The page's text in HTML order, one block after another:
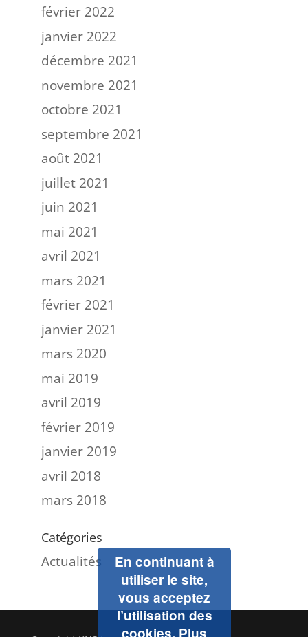
février 2022
janvier 2022
décembre 2021
novembre 2021
octobre 2021
septembre 2021
août 2021
juillet 2021
juin 2021
mai 2021
avril 2021
mars 2021
février 2021
janvier 2021
mars 2020
mai 2019
avril 2019
février 2019
janvier 2019
avril 2018
mars 2018
Catégories
Actualités
En continuant à
utiliser le site,
vous acceptez
l’utilisation des
cookies. Plus